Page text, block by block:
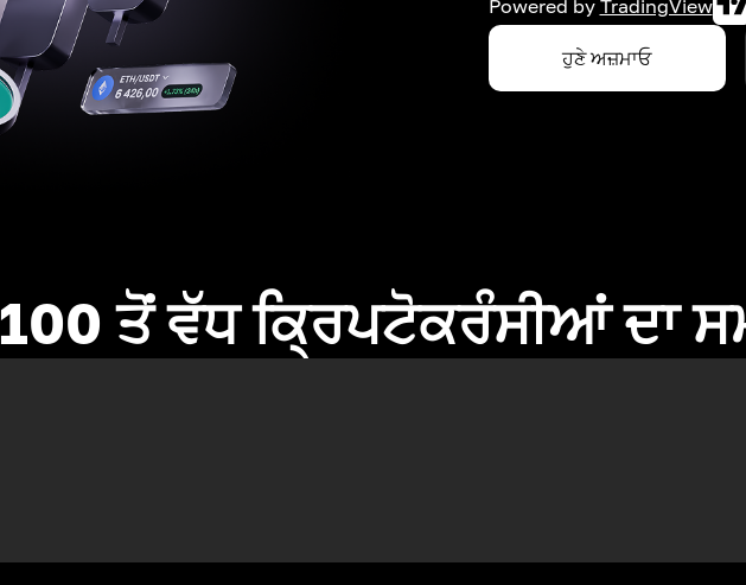
Powered by TradingView
ਹੁਣੇ ਅਜ਼ਮਾਓ
100 ਤੋਂ ਵੱਧ ਕ੍ਰਿਪਟੋਕਰੰਸੀਆਂ ਦਾ